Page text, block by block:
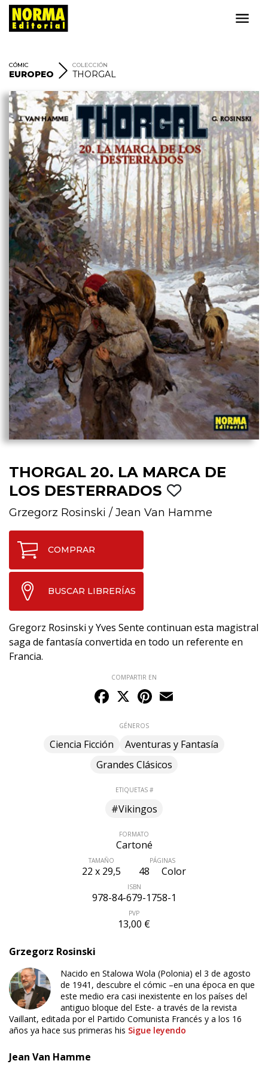
CÓMIC
EUROPEO
COLECCIÓN
THORGAL
THORGAL 20. LA MARCA DE
LOS DESTERRADOS
Grzegorz Rosinski /Jean Van Hamme
COMPRAR
BUSCAR LIBRERÍAS
Gregorz Rosinski y Yves Sente continuan esta magistral
saga de fantasía convertida en todo un referente en
Francia.
COMPARTIR EN
Facebook
X Pinterest
GÉNEROS
Ciencia Ficción
Aventuras y Fantasía
Grandes Clásicos
ETIQUETAS #
#Vikingos
FORMATO
Cartoné
TAMAÑO
22 x 29,5
PÁGINAS
48 Color
ISBN
978-84-679-1758-1
PVP
13,00 €
Grzegorz Rosinski
Nacido en Stalowa Wola (Polonia) el 3 de agosto
de 1941, descubre el cómic –en una época en que
este medio era casi inexistente en los países del
antiguo bloque del Este- a través de la revista
Vaillant, editada por el Partido Comunista Francés y a los 16
años ya hace sus primeras his Sigue leyendo
Jean Van Hamme